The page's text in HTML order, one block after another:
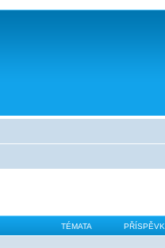
TÉMATA